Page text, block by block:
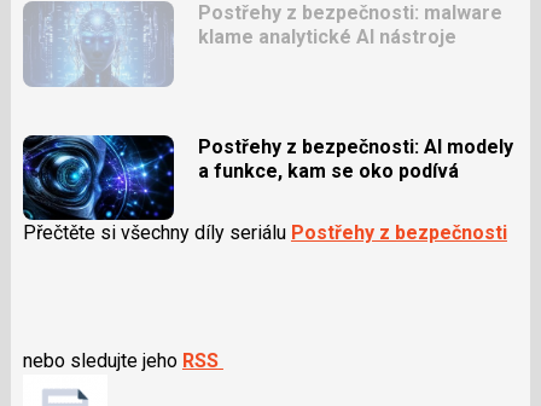
Postřehy z bezpečnosti: malware
klame analytické AI nástroje
Postřehy z bezpečnosti: AI modely
a funkce, kam se oko podívá
Přečtěte si všechny díly seriálu Postřehy z bezpečnosti
nebo sledujte jeho RSS